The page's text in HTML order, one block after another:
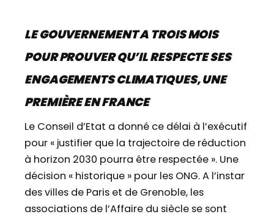
LE GOUVERNEMENT A TROIS MOIS
POUR PROUVER QU’IL RESPECTE SES
ENGAGEMENTS CLIMATIQUES, UNE
PREMIÈRE EN FRANCE
Le Conseil d’Etat a donné ce délai à l’exécutif
pour « justifier que la trajectoire de réduction
à horizon 2030 pourra être respectée ». Une
décision « historique » pour les ONG. A l’instar
des villes de Paris et de Grenoble, les
associations de l’Affaire du siècle se sont